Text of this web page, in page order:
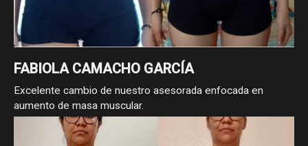
FABIOLA CAMACHO GARCÍA
Excelente cambio de nuestro asesorada enfocada en
aumento de masa muscular.